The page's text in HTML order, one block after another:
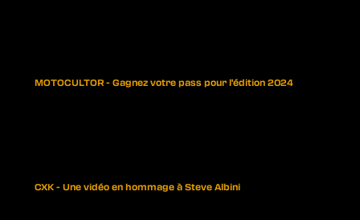
MOTOCULTOR - Gagnez votre pass pour l'édition 2024
CXK - Une vidéo en hommage à Steve Albini